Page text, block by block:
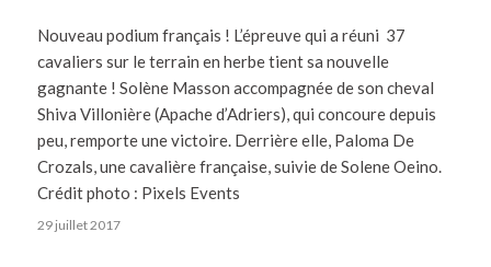
Nouveau podium français ! L’épreuve qui a réuni 37
cavaliers sur le terrain en herbe tient sa nouvelle
gagnante ! Solène Masson accompagnée de son cheval
Shiva Villonière (Apache d’Adriers), qui concoure depuis
peu, remporte une victoire. Derrière elle, Paloma De
Crozals, une cavalière française, suivie de Solene Oeino.
Crédit photo : Pixels Events
29 juillet 2017